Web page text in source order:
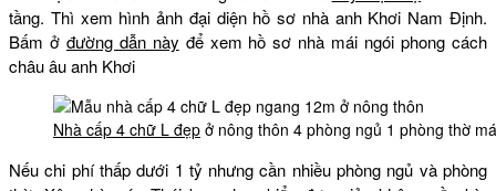
tầng. Thì xem hình ảnh đại diện hồ sơ nhà anh Khơi Nam Định.
Bấm ở đường dẫn này để xem hồ sơ nhà mái ngói phong cách
châu âu anh Khơi
Nhà cấp 4 chữ L đẹp ở nông thôn 4 phòng ngủ 1 phòng thờ
Nếu chi phí thấp dưới 1 tỷ nhưng cần nhiều phòng ngủ và phòng